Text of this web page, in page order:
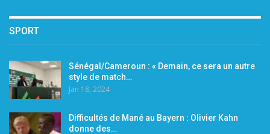
SPORT
Sénégal/Cameroun : « Demain, ce sera un autre
style de match…
Jan 18, 2024
Difficultés de Mané au Bayern : Olivier Kahn
donne des…